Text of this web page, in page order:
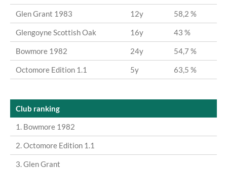
Glen Grant 1983 12y 58,2 %
Glengoyne Scottish Oak 16y 43 %
Bowmore 1982 24y 54,7 %
Octomore Edition 1.1 5y 63,5 %
Club ranking
1. Bowmore 1982
2. Octomore Edition 1.1
3. Glen Grant